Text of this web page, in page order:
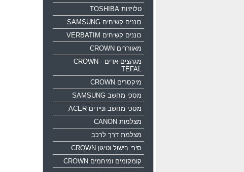
טלויזיות TOSHIBA
כוננים קשיחים SAMSUNG
כוננים קשיחים VERBATIM
מאווררים CROWN
מגהצים-אדים CROWN -
TEFAL
מיקסרים CROWN
מסכי מחשב SAMSUNG
מסכי מחשב וניידים ACER
מצלמות CANON
מצלמת דרך לרכב
סירי בישול וטיגון CROWN
קומקומים ומיחמים CROWN